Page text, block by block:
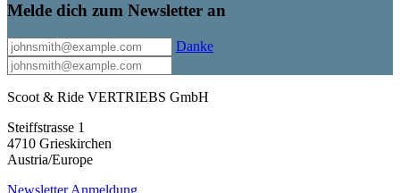
Melde dich zum Newsletter an
Danke
Scoot & Ride VERTRIEBS GmbH
Steiffstrasse 1
4710 Grieskirchen
Austria/Europe